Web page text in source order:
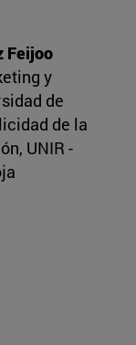
Feijoo
y
de
de la
UNIR -